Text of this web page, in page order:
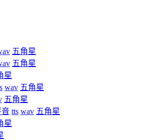
五角星
五角星
星
wav 五角星
五角星
音 tts wav 五角星
星